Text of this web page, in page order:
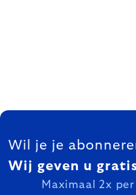
FOOTER
Wil je je
Wij geven u
Maximaal 2x